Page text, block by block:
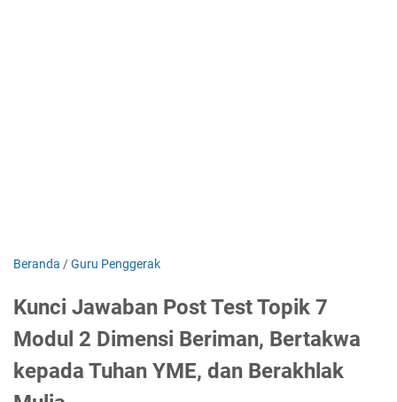
Beranda /Guru Penggerak
Kunci Jawaban Post Test Topik 7
Modul 2 Dimensi Beriman, Bertakwa
kepada Tuhan YME, dan Berakhlak